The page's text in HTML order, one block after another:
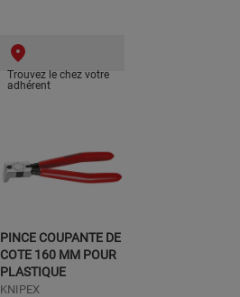
Trouvez le chez votre
adhérent
PINCE COUPANTE DE
COTE 160 MM POUR
PLASTIQUE
KNIPEX